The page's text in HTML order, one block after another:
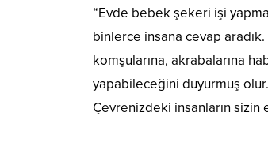
“Evde bebek şekeri işi
binlerce insana cevap
komşularına, akrabalarına
yapabileceğini duyurmuş
Çevrenizdeki insanların sizin